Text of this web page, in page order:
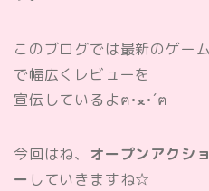
このブログでは最新のゲー
で幅広くレビューを
宣伝しているよฅ•ﻌ•´ฅ
今回はね、 オープンアクシ
ー していきますね☆